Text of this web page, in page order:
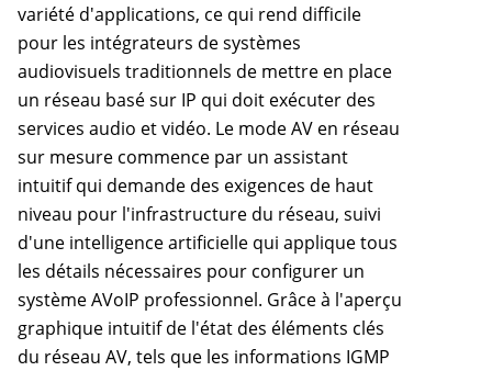
variété d'applications, ce qui rend difficile
pour les intégrateurs de systèmes
audiovisuels traditionnels de mettre en place
un réseau basé sur IP qui doit exécuter des
services audio et vidéo. Le mode AV en réseau
sur mesure commence par un assistant
intuitif qui demande des exigences de haut
niveau pour l'infrastructure du réseau, suivi
d'une intelligence artificielle qui applique tous
les détails nécessaires pour configurer un
système AVoIP professionnel. Grâce à l'aperçu
graphique intuitif de l'état des éléments clés
du réseau AV, tels que les informations IGMP